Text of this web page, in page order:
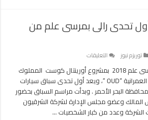
تحدى رالى بمرسى علم من
توريزم نيوز التعليقات
بالصور
..إنطلاق أول
تحدى
رالى
بمرسى
علم
انطلقت فعاليات رالى مرسى علم 2018 بمشروع أورينتال كوست المملوك
لشركة الشرقيون للتنمية العمرانية “OUD “، ويعد أول تحدى سباق سيارات
البحر الأحمر . وبدأت مراسم السباق بحضور
وعضو مجلس الإدارة لشركة الشرقيون
الشركة وعدد من كبار الشخصيات …